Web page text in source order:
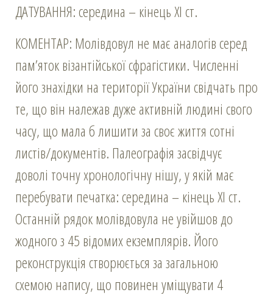
ДАТУВАННЯ: середина – кінець ХІ ст.
КОМЕНТАР: Молівдовул не має аналогів серед
пам’яток візантійської сфрагістики. Численні
його знахідки на території України свідчать про
те, що він належав дуже активній людині свого
часу, що мала б лишити за своє життя сотні
листів/документів. Палеографія засвідчує
доволі точну хронологічну нішу, у якій має
перебувати печатка: середина – кінець ХІ ст.
Останній рядок молівдовула не увійшов до
жодного з 45 відомих екземплярів. Його
реконструкція створюється за загальною
схемою напису, що повинен уміщувати 4